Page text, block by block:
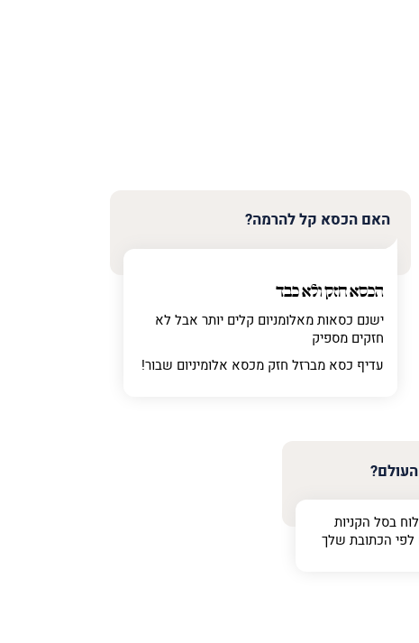
האם הכסא קל להרמה?
הכסא חזק ולא כבד
ישנם כסאות מאלומניום קלים יותר אבל לא
חזקים מספיק
עדיף כסא מברזל חזק מכסא אלומיניום שבור!
בסל הקניות
הכתובת שלך